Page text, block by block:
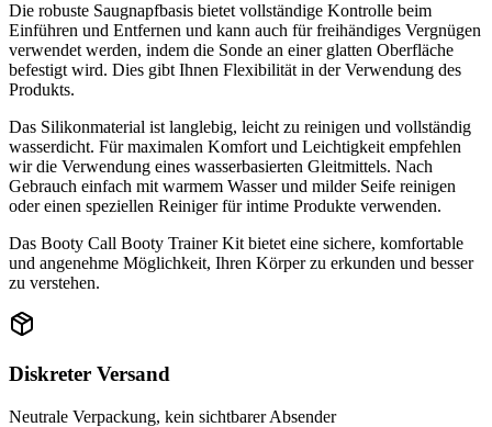
Die robuste Saugnapfbasis bietet vollständige Kontrolle beim
Einführen und Entfernen und kann auch für freihändiges Vergnügen
verwendet werden, indem die Sonde an einer glatten Oberfläche
befestigt wird. Dies gibt Ihnen Flexibilität in der Verwendung des
Produkts.
Das Silikonmaterial ist langlebig, leicht zu reinigen und vollständig
wasserdicht. Für maximalen Komfort und Leichtigkeit empfehlen
wir die Verwendung eines wasserbasierten Gleitmittels. Nach
Gebrauch einfach mit warmem Wasser und milder Seife reinigen
oder einen speziellen Reiniger für intime Produkte verwenden.
Das Booty Call Booty Trainer Kit bietet eine sichere, komfortable
und angenehme Möglichkeit, Ihren Körper zu erkunden und besser
zu verstehen.
Diskreter Versand
Neutrale Verpackung, kein sichtbarer Absender